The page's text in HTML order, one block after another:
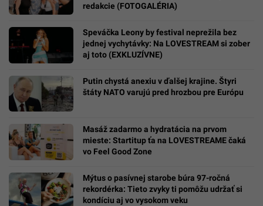
redakcie (FOTOGALÉRIA)
Speváčka Leony by festival neprežila bez
jednej vychytávky: Na LOVESTREAM si zober
aj toto (EXKLUZÍVNE)
Putin chystá anexiu v ďalšej krajine. Štyri
štáty NATO varujú pred hrozbou pre Európu
Masáž zadarmo a hydratácia na prvom
mieste: Startitup ťa na LOVESTREAME čaká
vo Feel Good Zone
Mýtus o pasívnej starobe búra 97-ročná
rekordérka: Tieto zvyky ti pomôžu udržať si
kondíciu aj vo vysokom veku